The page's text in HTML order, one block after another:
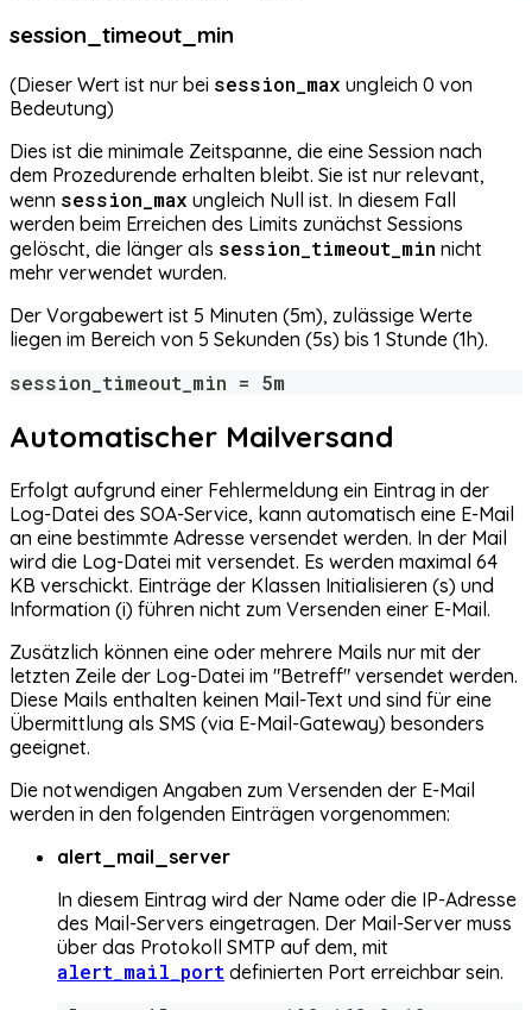
session_timeout_min
(Dieser Wert ist nur bei session_max ungleich 0 von
Bedeutung)
Dies ist die minimale Zeitspanne, die eine Session nach
dem Prozedurende erhalten bleibt. Sie ist nur relevant,
wenn session_max ungleich Null ist. In diesem Fall
werden beim Erreichen des Limits zunächst Sessions
gelöscht, die länger als session_timeout_min nicht
mehr verwendet wurden.
Der Vorgabewert ist 5 Minuten (5m), zulässige Werte
liegen im Bereich von 5 Sekunden (5s) bis 1 Stunde (1h).
session_timeout_min = 5m
Automatischer Mailversand
Erfolgt aufgrund einer Fehlermeldung ein Eintrag in der
Log-Datei des SOA-Service, kann automatisch eine E-Mail
an eine bestimmte Adresse versendet werden. In der Mail
wird die Log-Datei mit versendet. Es werden maximal 64
KB verschickt. Einträge der Klassen Initialisieren (s) und
Information (i) führen nicht zum Versenden einer E-Mail.
Zusätzlich können eine oder mehrere Mails nur mit der
letzten Zeile der Log-Datei im "Betreff" versendet werden.
Diese Mails enthalten keinen Mail-Text und sind für eine
Übermittlung als SMS (via E-Mail-Gateway) besonders
geeignet.
Die notwendigen Angaben zum Versenden der E-Mail
werden in den folgenden Einträgen vorgenommen:
alert_mail_server
In diesem Eintrag wird der Name oder die IP-Adresse
des Mail-Servers eingetragen. Der Mail-Server muss
über das Protokoll SMTP auf dem, mit
alert_mail_port definierten Port erreichbar sein.